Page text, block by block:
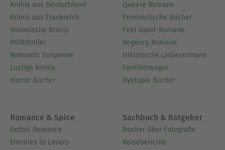
Krimis aus Deutschland
Krimis aus Frankreich
Historische Krimis
Politthriller
Romantic Suspense
Lustige Krimis
Horror Bücher
Queere Romane
Feministische Bücher
Feel-Good-Romane
Regency Romane
Historische Liebesromane
Familiensagas
Dystopie Bücher
Romance & Spice
Gothic Romance
Enemies to Lovers
Sachbuch & Ratgeber
Bücher über Fotografie
Reiseberichte